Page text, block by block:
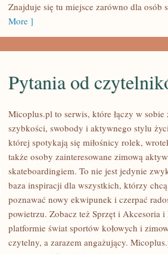
PODRÓŻY
Znajduje się tu miejsce zarówno dla osób
More ]
PYTANIA
CZYTELNIKÓW
Pytania od
Micoplus.pl to serwis, które łączy w sobie
szybkości, swobody i aktywnego stylu
której spotykają się miłośnicy rolek,
także osoby zainteresowane zimową
skateboardingiem. To nie jest jedynie
baza inspiracji dla wszystkich, którzy
poznawać nowy ekwipunek i czerpać
powietrzu. Zobacz też Sprzęt i Akcesoria
platformie świat sportów kołowych i
czytelny, a zarazem angażujący.